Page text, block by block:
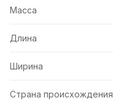
Масса
Длина
Ширина
Страна происхождения